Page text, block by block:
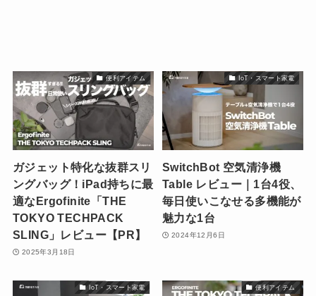
便利アイテム
ガジェット特化な抜群スリ
ングバッグ！iPad持ちに最
適なErgofinite「THE
TOKYO TECHPACK
SLING」レビュー【PR】
2025年3月18日
IoT・スマート家電
SwitchBot 空気清浄機
Table レビュー｜1台4役、
毎日使いこなせる多機能が
魅力な1台
2024年12月6日
IoT・スマート家電 便利アイテム